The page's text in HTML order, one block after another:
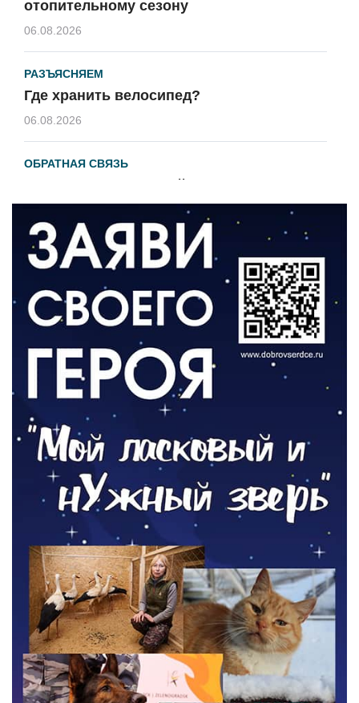
отопительному сезону
06.08.2026
РАЗЪЯСНЯЕМ
Где хранить велосипед?
06.08.2026
ОБРАТНАЯ СВЯЗЬ
Администрация онлайн
ВЛАСТЬ
День памяти и «Симфония народов»
06.08.2026
Новый настил на экотропе
05.08.2026